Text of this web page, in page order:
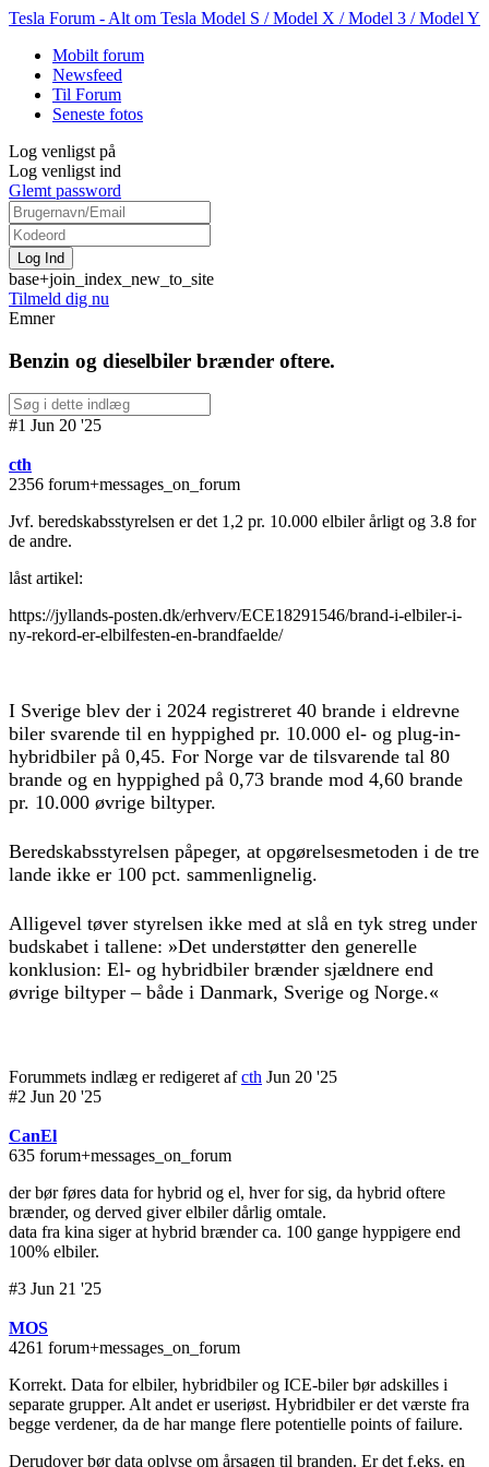
Tesla Forum - Alt om Tesla Model S / Model X / Model 3 / Model Y
Mobilt forum
Newsfeed
Til Forum
Seneste fotos
Log venligst på
Log venligst ind
Glemt password
base+join_index_new_to_site
Tilmeld dig nu
Emner
Benzin og dieselbiler brænder oftere.
#1 Jun 20 '25
cth
2356 forum+messages_on_forum
Jvf. beredskabsstyrelsen er det 1,2 pr. 10.000 elbiler årligt og 3.8 for
de andre.
låst artikel:
https://jyllands-posten.dk/erhverv/ECE18291546/brand-i-elbiler-i-
ny-rekord-er-elbilfesten-en-brandfaelde/
I Sverige blev der i 2024 registreret 40 brande i eldrevne
biler svarende til en hyppighed pr. 10.000 el- og plug-in-
hybridbiler på 0,45. For Norge var de tilsvarende tal 80
brande og en hyppighed på 0,73 brande mod 4,60 brande
pr. 10.000 øvrige biltyper.
Beredskabsstyrelsen påpeger, at opgørelsesmetoden i de tre
lande ikke er 100 pct. sammenlignelig.
Alligevel tøver styrelsen ikke med at slå en tyk streg under
budskabet i tallene: »Det understøtter den generelle
konklusion: El- og hybridbiler brænder sjældnere end
øvrige biltyper – både i Danmark, Sverige og Norge.«
Forummets indlæg er redigeret afcth Jun 20 '25
#2 Jun 20 '25
CanEl
635 forum+messages_on_forum
der bør føres data for hybrid og el, hver for sig, da hybrid oftere
brænder, og derved giver elbiler dårlig omtale.
data fra kina siger at hybrid brænder ca. 100 gange hyppigere end
100% elbiler.
#3 Jun 21 '25
MOS
4261 forum+messages_on_forum
Korrekt. Data for elbiler, hybridbiler og ICE-biler bør adskilles i
separate grupper. Alt andet er useriøst. Hybridbiler er det værste fra
begge verdener, da de har mange flere potentielle points of failure.
Derudover bør data oplyse om årsagen til branden. Er det f.eks. en